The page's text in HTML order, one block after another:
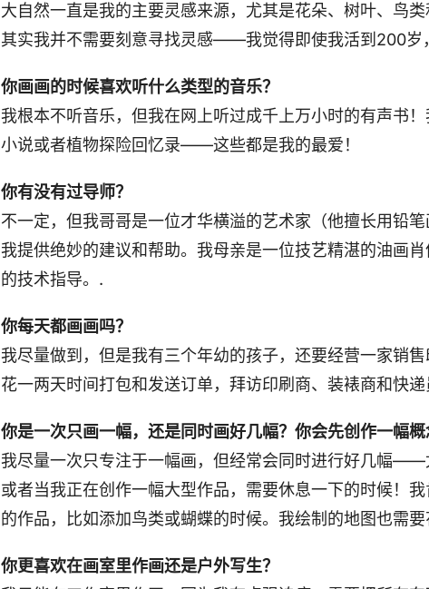
大自然一直是我的主要灵感来源，尤其是花朵、树叶、鸟
其实我并不需要刻意寻找灵感——我觉得即使我活到200岁
你画画的时候喜欢听什么类型的音乐？
我根本不听音乐，但我在网上听过成千上万小时的有声书
小说或者植物探险回忆录——这些都是我的最爱！
你有没有过导师？
不一定，但我哥哥是一位才华横溢的艺术家（他擅长用铅
我提供绝妙的建议和帮助。我母亲是一位技艺精湛的油画
的技术指导。.
你每天都画画吗？
我尽量做到，但是我有三个年幼的孩子，还要经营一家销
花一两天时间打包和发送订单，拜访印刷商、装裱商和快
你是一次只画一幅，还是同时画好几幅？你会先创作一幅概
我尽量一次只专注于一幅画，但经常会同时进行好几幅
或者当我正在创作一幅大型作品，需要休息一下的时候！
的作品，比如添加鸟类或蝴蝶的时候。我绘制的地图也需
你更喜欢在画室里作画还是户外写生？